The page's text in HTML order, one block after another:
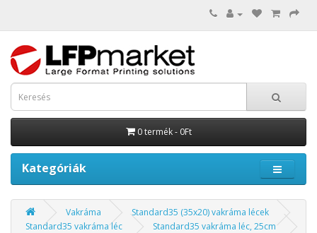
0 termék - 0Ft
Kategóriák
Vakráma
Standard35 (35x20) vakráma lécek
Standard35 vakráma léc
Standard35 vakráma léc, 25cm